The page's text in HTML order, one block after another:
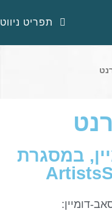
תפריט ניווט
במסגרת
דומיין: